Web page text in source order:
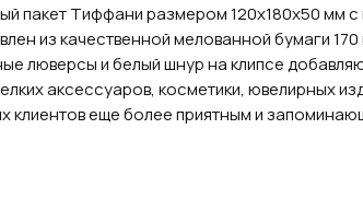
пакет Тиффани размером 120х180х50 мм
из качественной мелованной бумаги
люверсы и белый шнур на клипсе
аксессуаров, косметики, ювелирных
клиентов еще более приятным и